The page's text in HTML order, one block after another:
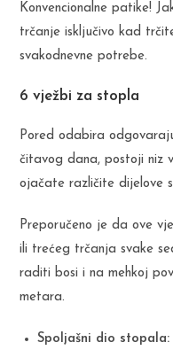
Konvencionalne patike!
trčanje isključivo kad
svakodnevne potrebe.
6 vježbi za stopla
Pored odabira
čitavog dana, postoji niz
ojačate različite dijelove
Preporučeno je da ove
ili trećeg trčanja svake
raditi bosi i na mehkoj
metara.
Spoljašni dio stopala: